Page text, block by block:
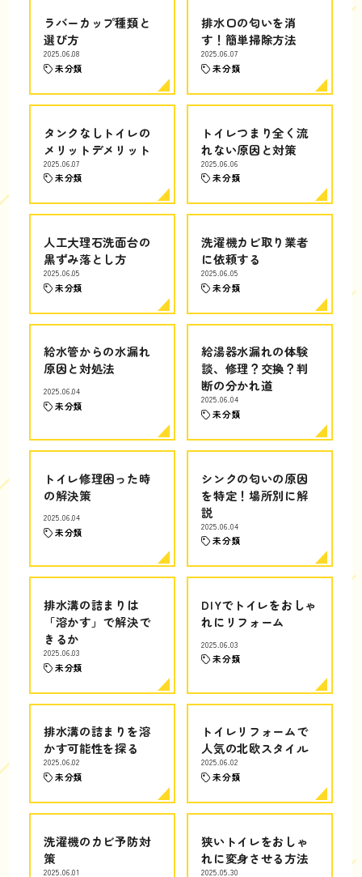
ラバーカップ種類と
選び方
2025.06.08
未分類
排水口の匂いを消
す！簡単掃除方法
2025.06.07
未分類
タンクなしトイレの
メリットデメリット
2025.06.07
未分類
トイレつまり全く流
れない原因と対策
2025.06.06
未分類
人工大理石洗面台の
黒ずみ落とし方
2025.06.05
未分類
洗濯機カビ取り業者
に依頼する
2025.06.05
未分類
給水管からの水漏れ
原因と対処法
2025.06.04
未分類
給湯器水漏れの体験
談、修理？交換？判
断の分かれ道
2025.06.04
未分類
トイレ修理困った時
の解決策
2025.06.04
未分類
シンクの匂いの原因
を特定！場所別に解
説
2025.06.04
未分類
排水溝の詰まりは
「溶かす」で解決で
きるか
2025.06.03
未分類
DIYでトイレをおしゃ
れにリフォーム
2025.06.03
未分類
排水溝の詰まりを溶
かす可能性を探る
2025.06.02
未分類
トイレリフォームで
人気の北欧スタイル
2025.06.02
未分類
洗濯機のカビ予防対
策
2025.06.01
狭いトイレをおしゃ
れに変身させる方法
2025.05.30